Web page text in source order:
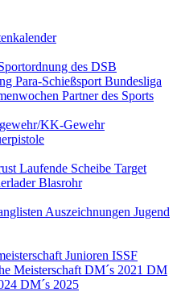
des DSB
Para-Schießsport Bundesliga
Partner des Sports
KK-Gewehr
Laufende Scheibe Target
Blasrohr
Auszeichnungen Jugend
Junioren ISSF
Meisterschaft DM´s 2021 DM
DM´s 2025